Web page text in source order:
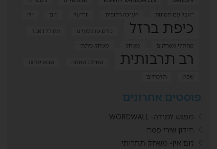
דאבל עם תמונות
הערכה חלופית וורדעל זום יויו
כיפת ברזל כלים טכנולוגיים
מחולל דאבל
מחוללי משחקים
משחק משחק כיתתי
רב תרבותית שאילת שאלות
שבוע עליות
שפה
תלמידים
פוסטים אחרונים
מפגש למידה- WORDWALL
חידון שירי פסח
זום אין- משחק תחרותי